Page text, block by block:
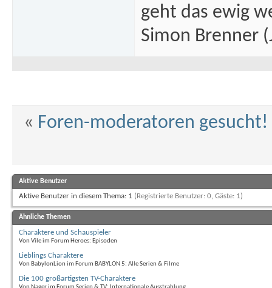
geht das ewig
Simon Brenner
« Foren-moderatoren gesucht!
Aktive Benutzer
Aktive Benutzer in diesem Thema: 1 (Registrierte Benutzer: 0, Gäste: 1)
Ähnliche Themen
Charaktere und Schauspieler
Von Vile im Forum Heroes: Episoden
Lieblings Charaktere
Von BabylonLion im Forum BABYLON 5: Alle Serien & Filme
Die 100 großartigsten TV-Charaktere